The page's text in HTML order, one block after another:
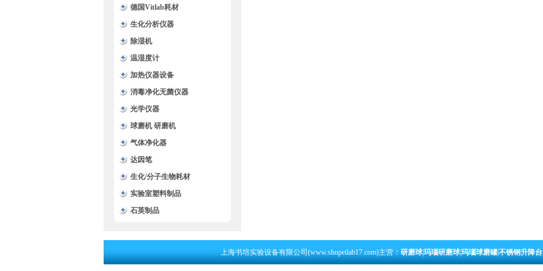
德国Vitlab耗材
生化分析仪器
除湿机
温湿度计
加热仪器设备
消毒净化无菌仪器
光学仪器
球磨机 研磨机
气体净化器
达因笔
生化/分子生物耗材
实验室塑料制品
石英制品
上海书培实验设备有限公司(www.shupeilab17.com)主营： 研磨球|玛瑙研磨球|玛瑙球磨罐|不锈钢升降台|